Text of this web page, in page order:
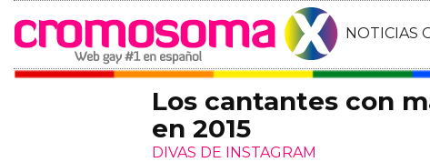
NOTICIAS
Los cantantes con
en 2015
DIVAS DE INSTAGRAM